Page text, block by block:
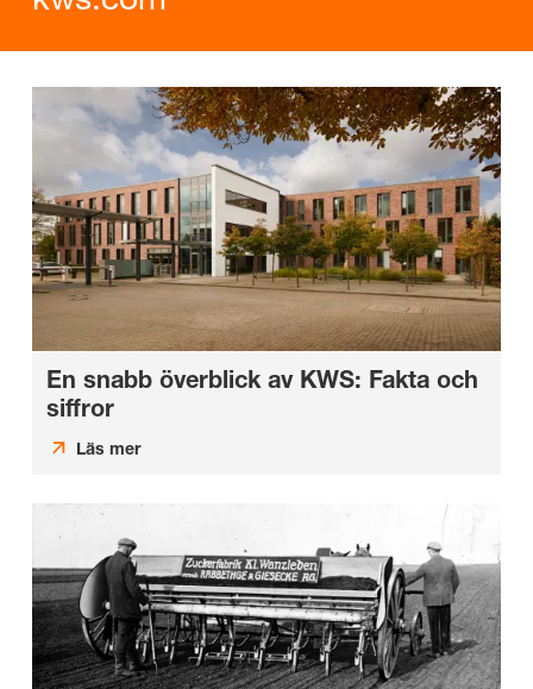
En snabb överblick av KWS: Fakta och
siffror
Läs mer